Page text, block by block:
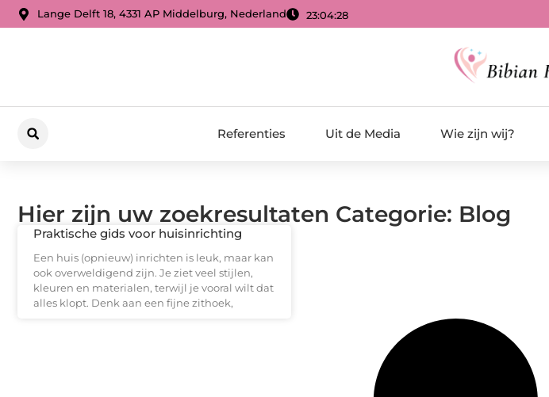
Lange Delft 18, 4331 AP Middelburg, Nederland 23:04:29
Referenties Uit de Media Wie zijn wij?
Hier zijn uw zoekresultaten Categorie: Blog
Praktische gids voor huisinrichting
Een huis (opnieuw) inrichten is leuk, maar kan
ook overweldigend zijn. Je ziet veel stijlen,
kleuren en materialen, terwijl je vooral wilt dat
alles klopt. Denk aan een fijne zithoek,